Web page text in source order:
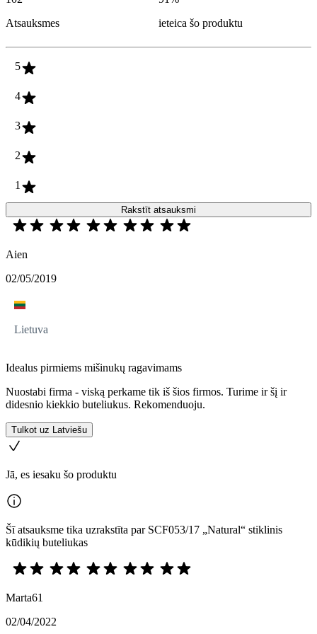
Atsauksmes
ieteica šo produktu
5
4
3
2
1
Rakstīt atsauksmi
Aien
02/05/2019
Lietuva
Idealus pirmiems mišinukų ragavimams
Nuostabi firma - viską perkame tik iš šios firmos. Turime ir šį ir
didesnio kiekkio buteliukus. Rekomenduoju.
Tulkot uz Latviešu
Jā, es iesaku šo produktu
Šī atsauksme tika uzrakstīta par SCF053/17 „Natural“ stiklinis
kūdikių buteliukas
Marta61
02/04/2022